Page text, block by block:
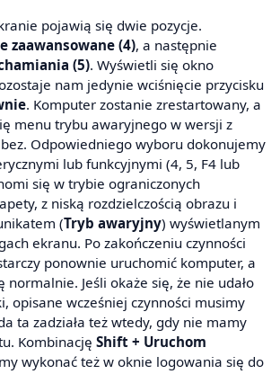
pojawią się dwie pozycje.
zaawansowane (4), a następnie
(5). Wyświetli się okno
nam jedynie wciśnięcie przycisku
. Komputer zostanie zrestartowany, a
menu trybu awaryjnego w wersji z
bez. Odpowiedniego wyboru dokonujemy
lub funkcyjnymi (4, 5, F4 lub
się w trybie ograniczonych
z niską rozdzielczością obrazu i
(Tryb awaryjny) wyświetlanym
ekranu. Po zakończeniu czynności
ponownie uruchomić komputer, a
normalnie. Jeśli okaże się, że nie udało
opisane wcześniej czynności musimy
ta zadziała też wtedy, gdy nie mamy
Kombinację Shift + Uruchom
wykonać też w oknie logowania się do